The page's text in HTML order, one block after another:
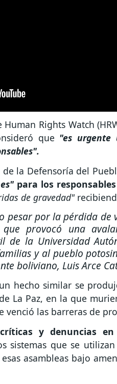
Rights Watch
que "es urgente
la Defensoría del
para los
de gravedad"
pesar por la pérdida de
provocó una
de la Universidad
y al pueblo
boliviano, Luis Arce
hecho similar se
La Paz, en la que
venció las barreras de
y denuncias
sistemas que se
asambleas bajo